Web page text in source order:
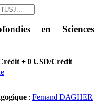
en Sciences
+ 0 USD/Crédit
: Fernand DAGHER